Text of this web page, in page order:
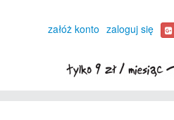
załóż konto zaloguj się